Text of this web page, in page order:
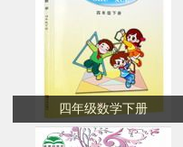
四年级数学下册